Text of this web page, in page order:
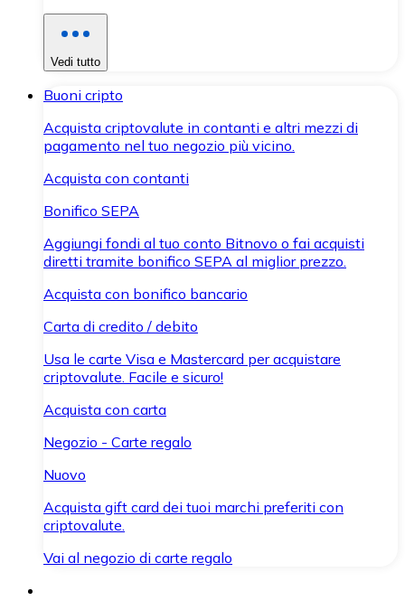
Vedi tutto
Buoni cripto
Acquista criptovalute in contanti e altri mezzi di
pagamento nel tuo negozio più vicino.
Acquista con contanti
Bonifico SEPA
Aggiungi fondi al tuo conto Bitnovo o fai acquisti
diretti tramite bonifico SEPA al miglior prezzo.
Acquista con bonifico bancario
Carta di credito / debito
Usa le carte Visa e Mastercard per acquistare
criptovalute. Facile e sicuro!
Acquista con carta
Negozio - Carte regalo
Nuovo
Acquista gift card dei tuoi marchi preferiti con
criptovalute.
Vai al negozio di carte regalo